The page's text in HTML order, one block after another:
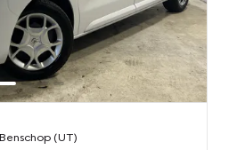
(UT)